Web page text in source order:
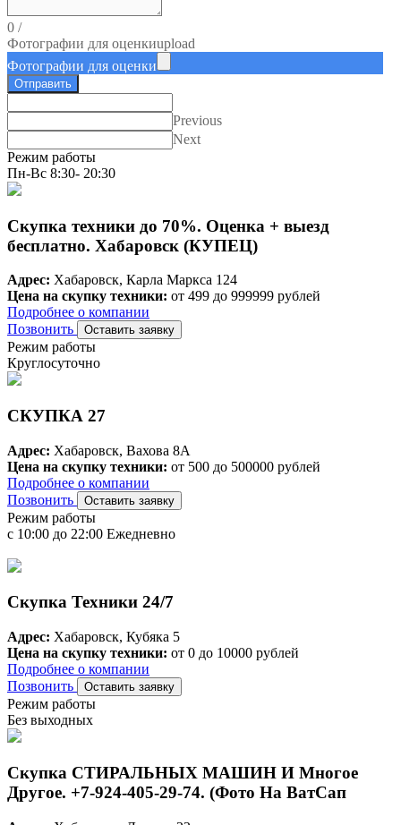
0 /
Фотографии для оценкиupload
Фотографии для оценки
Отправить
Previous
Next
Режим работы
Пн-Вс 8:30- 20:30
Скупка техники до 70%. Оценка + выезд
бесплатно. Хабаровск (КУПЕЦ)
Адрес: Хабаровск, Карла Маркса 124
Цена на скупку техники: от 499 до 999999 рублей
Подробнее о компании
Позвонить
Оставить заявку
Режим работы
Круглосуточно
СКУПКА 27
Адрес: Хабаровск, Вахова 8А
Цена на скупку техники: от 500 до 500000 рублей
Подробнее о компании
Позвонить
Оставить заявку
Режим работы
с 10:00 до 22:00 Ежедневно
Скупка Техники 24/7
Адрес: Хабаровск, Кубяка 5
Цена на скупку техники: от 0 до 10000 рублей
Подробнее о компании
Позвонить
Оставить заявку
Режим работы
Без выходных
Скупка СТИРАЛЬНЫХ МАШИН И Многое
Другое. +7-924-405-29-74. (Фото На ВатСап